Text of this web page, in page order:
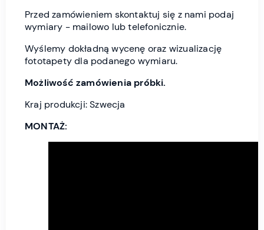
Przed zamówieniem skontaktuj się z nami podaj
wymiary - mailowo lub telefonicznie.
Wyślemy dokładną wycenę oraz wizualizację
fototapety dla podanego wymiaru.
Możliwość zamówienia próbki.
Kraj produkcji: Szwecja
MONTAŻ: